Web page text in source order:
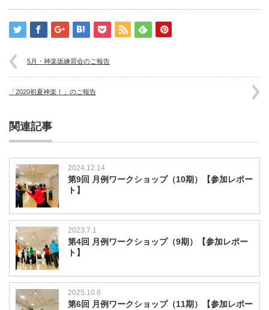
5月・神楽坂練習会のご報告
「2020初夏神楽！」のご報告
関連記事
2024.12.14
第9回 月例ワークショップ（10期）【参加レポー
ト】
2023.7.1
第4回 月例ワークショップ（9期）【参加レポー
ト】
2025.10.6
第6回 月例ワークショップ（11期）【参加レポー